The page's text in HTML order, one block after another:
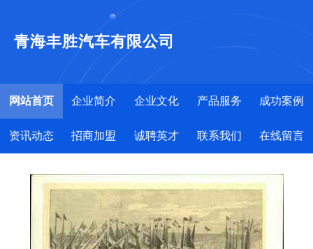
青海丰胜汽车有限公司
网站首页 企业简介 企业文化 产品服务 成功案例
资讯动态 招商加盟 诚聘英才 联系我们 在线留言